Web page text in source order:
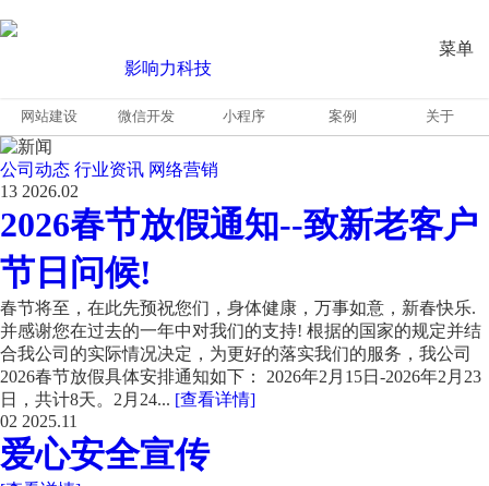
菜单
网站建设 微信开发 小程序 案例 关于
公司动态 行业资讯 网络营销
13 2026.02
2026春节放假通知--致新老客户
节日问候!
春节将至，在此先预祝您们，身体健康，万事如意，新春快乐.
并感谢您在过去的一年中对我们的支持! 根据的国家的规定并结
合我公司的实际情况决定，为更好的落实我们的服务，我公司
2026春节放假具体安排通知如下： 2026年2月15日-2026年2月23
日，共计8天。2月24... [查看详情]
02 2025.11
爱心安全宣传